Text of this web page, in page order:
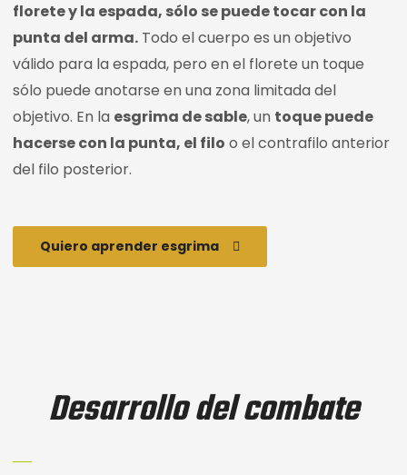
florete y la espada, sólo se puede tocar con la
punta del arma.Todo el cuerpo es un objetivo
válido para la espada, pero en el florete un toque
sólo puede anotarse en una zona limitada del
objetivo. En la esgrima de sable, un toque puede
hacerse con la punta, el filo o el contrafilo anterior
del filo posterior.
Quiero aprender esgrima
Desarrollo del combate